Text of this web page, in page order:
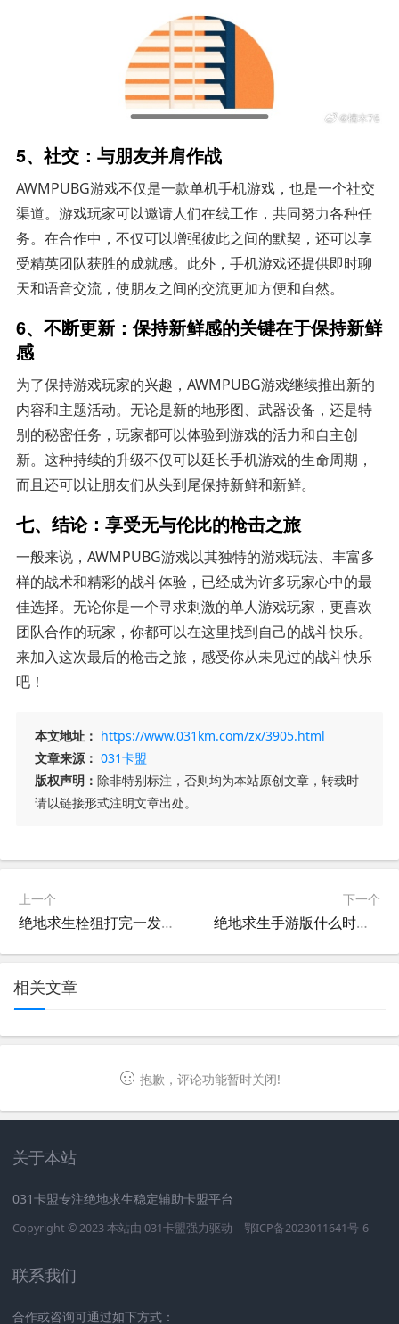
5、社交：与朋友并肩作战
AWMPUBG游戏不仅是一款单机手机游戏，也是一个社交
渠道。游戏玩家可以邀请人们在线工作，共同努力各种任
务。在合作中，不仅可以增强彼此之间的默契，还可以享
受精英团队获胜的成就感。此外，手机游戏还提供即时聊
天和语音交流，使朋友之间的交流更加方便和自然。
6、不断更新：保持新鲜感的关键在于保持新鲜
感
为了保持游戏玩家的兴趣，AWMPUBG游戏继续推出新的
内容和主题活动。无论是新的地形图、武器设备，还是特
别的秘密任务，玩家都可以体验到游戏的活力和自主创
新。这种持续的升级不仅可以延长手机游戏的生命周期，
而且还可以让朋友们从头到尾保持新鲜和新鲜。
七、结论：享受无与伦比的枪击之旅
一般来说，AWMPUBG游戏以其独特的游戏玩法、丰富多
样的战术和精彩的战斗体验，已经成为许多玩家心中的最
佳选择。无论你是一个寻求刺激的单人游戏玩家，更喜欢
团队合作的玩家，你都可以在这里找到自己的战斗快乐。
来加入这次最后的枪击之旅，感受你从未见过的战斗快乐
吧！
本文地址： https://www.031km.com/zx/3905.html
文章来源： 031卡盟
版权声明： 除非特别标注，否则均为本站原创文章，转载时
请以链接形式注明文章出处。
上一个
绝地求生栓狙打完一发又开镜技巧-绝地求生栓狙射击技巧与实战经验分享
下一个
绝地求生手游版什么时候出？-绝地求生手游版上线时间及玩法介绍
相关文章
抱歉，评论功能暂时关闭!
关于本站
031卡盟专注绝地求生稳定辅助卡盟平台
Copyright © 2023 本站由 031卡盟强力驱动 鄂ICP备2023011641号-6
联系我们
合作或咨询可通过如下方式：